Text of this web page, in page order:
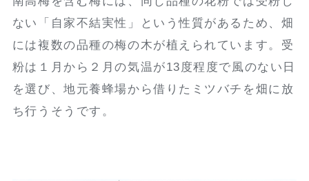
ない「自家不結実性」という性質があるため、畑
には複数の品種の梅の木が植えられています。受
粉は１月から２月の気温が13度程度で風のない日
を選び、地元養蜂場から借りたミツバチを畑に放
ち行うそうです。